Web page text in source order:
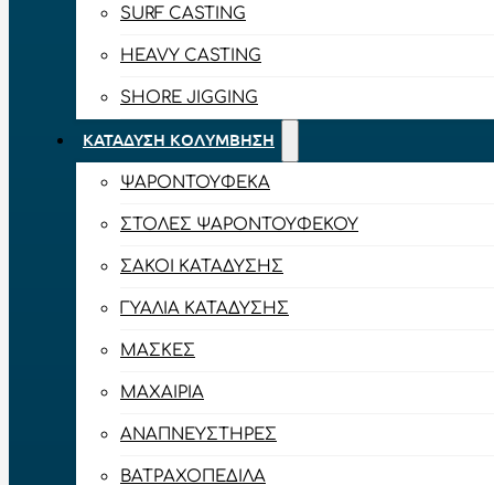
SURF CASTING
HEAVY CASTING
SHORE JIGGING
ΚΑΤΆΔΥΣΗ ΚΟΛΎΜΒΗΣΗ
ΨΑΡΟΝΤΟΎΦΕΚΑ
ΣΤΟΛΈΣ ΨΑΡΟΝΤΟΎΦΕΚΟΥ
ΣΆΚΟΙ ΚΑΤΆΔΥΣΗΣ
ΓΥΑΛΙΆ ΚΑΤΆΔΥΣΗΣ
ΜΆΣΚΕΣ
ΜΑΧΑΊΡΙΑ
ΑΝΑΠΝΕΥΣΤΉΡΕΣ
ΒΑΤΡΑΧΟΠΈΔΙΛΑ